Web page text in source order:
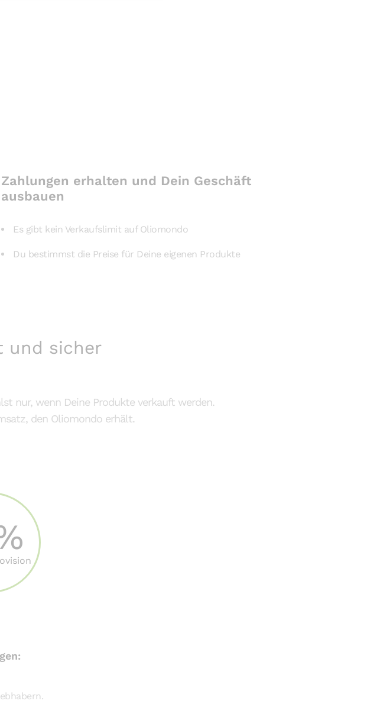
Zahlungen erhalten und Dein Geschäft
ausbauen
Es gibt kein Verkaufslimit auf Oliomondo
Du bestimmst die Preise für Deine eigenen Produkte
und sicher
nur, wenn Deine Produkte verkauft werden.
den Oliomondo erhält.